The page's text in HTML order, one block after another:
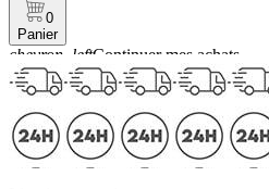
0
Panier
chevron_leftContinuer mes achats
Panier